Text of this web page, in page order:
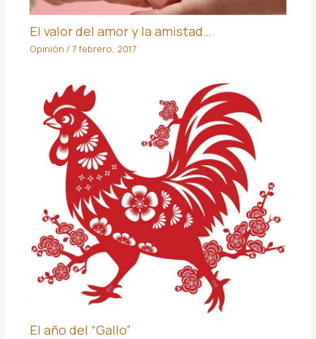
El valor del amor y la amistad…
Opinión / 7 febrero, 2017
El año del “Gallo”